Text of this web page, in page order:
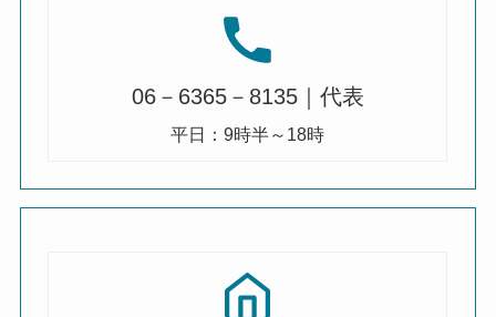
06－6365－8135｜代表
平日：9時半～18時